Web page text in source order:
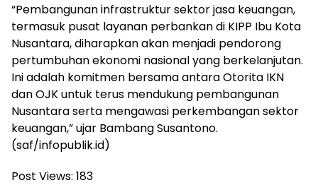
“Pembangunan infrastruktur sektor jasa keuangan,
termasuk pusat layanan perbankan di KIPP Ibu Kota
Nusantara, diharapkan akan menjadi pendorong
pertumbuhan ekonomi nasional yang berkelanjutan.
Ini adalah komitmen bersama antara Otorita IKN
dan OJK untuk terus mendukung pembangunan
Nusantara serta mengawasi perkembangan sektor
keuangan,” ujar Bambang Susantono.
(saf/infopublik.id)
Post Views: 183